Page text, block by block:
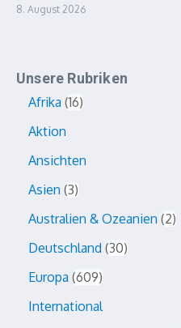
8. August 2026
Unsere Rubriken
Afrika 16
Aktion
Ansichten
Asien 3
Australien & Ozeanien 2
Deutschland 30
Europa 609
International